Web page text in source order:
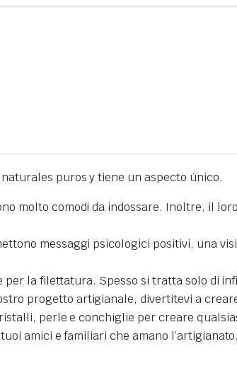
puros y tiene un aspecto único.
molto comodi da indossare. Inoltre, il
messaggi psicologici positivi, una
la filettatura. Spesso si tratta solo di
progetto artigianale, divertitevi a
perle e conchiglie per creare
amici e familiari che amano